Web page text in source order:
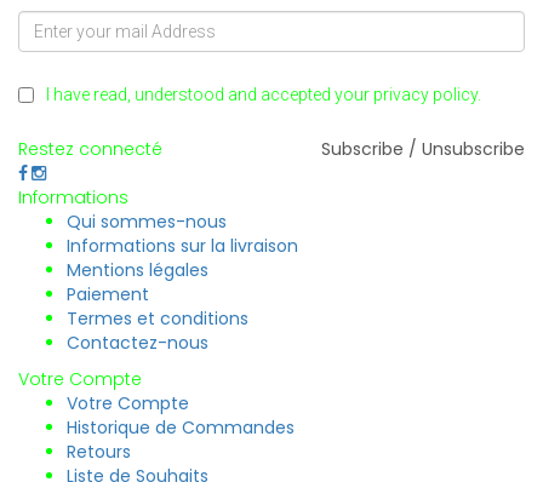
I have read, understood and accepted your privacy policy.
Subscribe / Unsubscribe
Restez connecté
Informations
Qui sommes-nous
Informations sur la livraison
Mentions légales
Paiement
Termes et conditions
Contactez-nous
Votre Compte
Votre Compte
Historique de Commandes
Retours
Liste de Souhaits